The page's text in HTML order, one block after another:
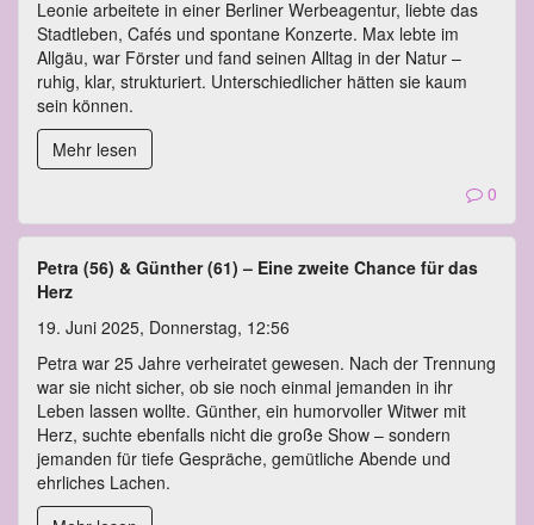
Leonie arbeitete in einer Berliner Werbeagentur, liebte das
Stadtleben, Cafés und spontane Konzerte. Max lebte im
Allgäu, war Förster und fand seinen Alltag in der Natur –
ruhig, klar, strukturiert. Unterschiedlicher hätten sie kaum
sein können.
Mehr lesen
0
Petra (56) & Günther (61) – Eine zweite Chance für das
Herz
19. Juni 2025, Donnerstag, 12:56
Petra war 25 Jahre verheiratet gewesen. Nach der Trennung
war sie nicht sicher, ob sie noch einmal jemanden in ihr
Leben lassen wollte. Günther, ein humorvoller Witwer mit
Herz, suchte ebenfalls nicht die große Show – sondern
jemanden für tiefe Gespräche, gemütliche Abende und
ehrliches Lachen.